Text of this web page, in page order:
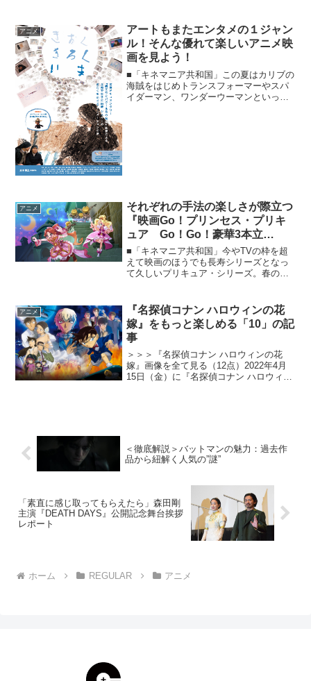
うといった気概の者もいっぱいいるわけ
で……。《キネマニア共和...
アニメ
アートもまたエンタメの１ジャン
ル！そんな優れて楽しいアニメ映
画を見よう！
■「キネマニア共和国」この夏はカリブの
海賊をはじめトランスフォーマーやスパ
イダーマン、ワンダーウーマンといった
アニメ
それぞれの手法の楽しさが際立つ
『映画Go！プリンセス・プリキ
ュア Go！Go！豪華3本立
て!!!』
■「キネマニア共和国」今やTVの枠を超
えて映画のほうでも長寿シリーズとなっ
て久しいプリキュア・シリーズ。春のオ
ュア・シリーズ、春と秋を合わせると18
作目となる劇場版…...
アニメ
『名探偵コナン ハロウィンの花
嫁』をもっと楽しめる「10」の記
事
＞＞＞『名探偵コナン ハロウィンの花
嫁』画像を全て見る（12点）2022年4月
15日（金）に『名探偵コナン ハロウィン
＜徹底解説＞バットマンの魅力：過去作
品から紐解く人気の”謎”
「素直に感じ取ってもらえたら」森田剛
主演『DEATH DAYS』公開記念舞台挨拶
レポート
ホーム REGULAR アニメ